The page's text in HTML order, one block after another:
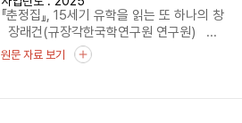
『춘정집』, 15세기 유학을 읽는 또 하나의 창
장래건(규장각한국학연구원 연구원) ...
원문 자료 보기